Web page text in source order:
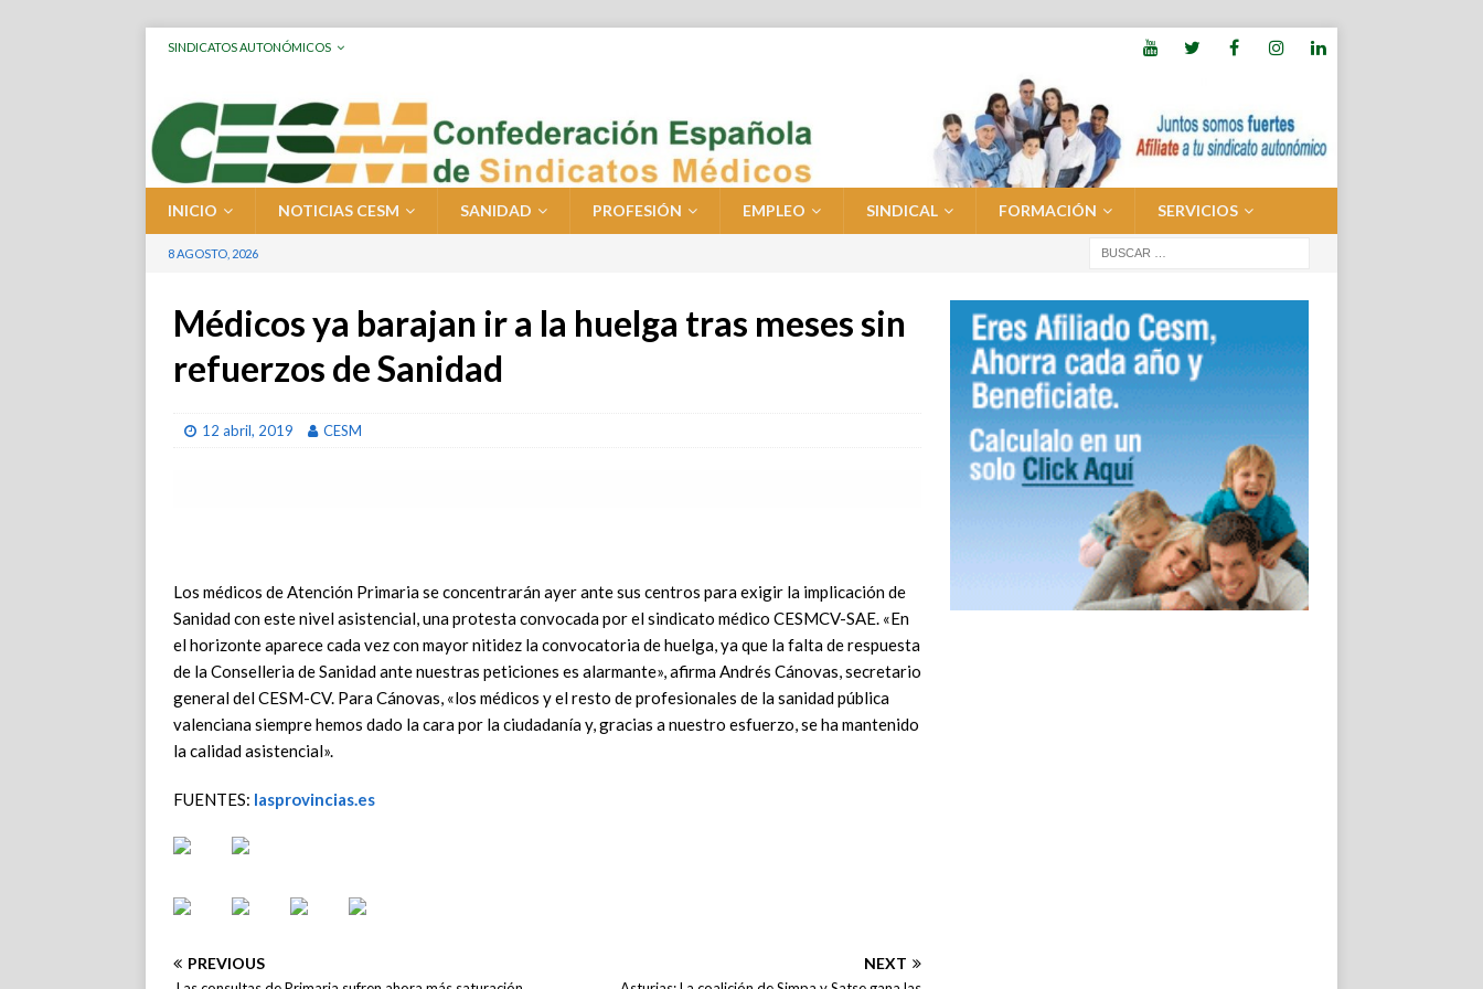
SINDICATOS AUTONÓMICOS
INICIO NOTICIAS CESM SANIDAD PROFESIÓN EMPLEO SINDICAL FORMACIÓN SERVICIOS
8 AGOSTO, 2026
Médicos ya barajan ir a la huelga tras meses sin
refuerzos de Sanidad
12 abril, 2019 CESM
Los médicos de Atención Primaria se concentrarán ayer ante sus centros para exigir la implicación de
Sanidad con este nivel asistencial, una protesta convocada por el sindicato médico CESMCV-SAE. «En
el horizonte aparece cada vez con mayor nitidez la convocatoria de huelga, ya que la falta de respuesta
de la Conselleria de Sanidad ante nuestras peticiones es alarmante», afirma Andrés Cánovas, secretario
general del CESM-CV. Para Cánovas, «los médicos y el resto de profesionales de la sanidad pública
valenciana siempre hemos dado la cara por la ciudadanía y, gracias a nuestro esfuerzo, se ha mantenido
la calidad asistencial».
FUENTES: lasprovincias.es
PREVIOUS NEXT